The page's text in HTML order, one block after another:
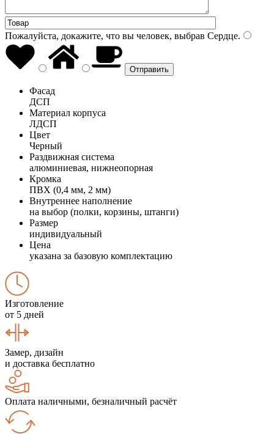
Пожалуйста, докажите, что вы человек, выбрав Сердце.
Фасад
ДСП
Материал корпуса
ЛДСП
Цвет
Черный
Раздвижная система
алюминиевая, нижнеопорная
Кромка
ПВХ (0,4 мм, 2 мм)
Внутреннее наполнение
на выбор (полки, корзины, штанги)
Размер
индивидуальный
Цена
указана за базовую комплектацию
Изготовление
от 5 дней
Замер, дизайн
и доставка бесплатно
Оплата наличными, безналичный расчёт